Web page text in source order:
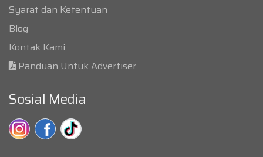
Syarat dan Ketentuan
Blog
Kontak Kami
Panduan Untuk Advertiser
Sosial Media